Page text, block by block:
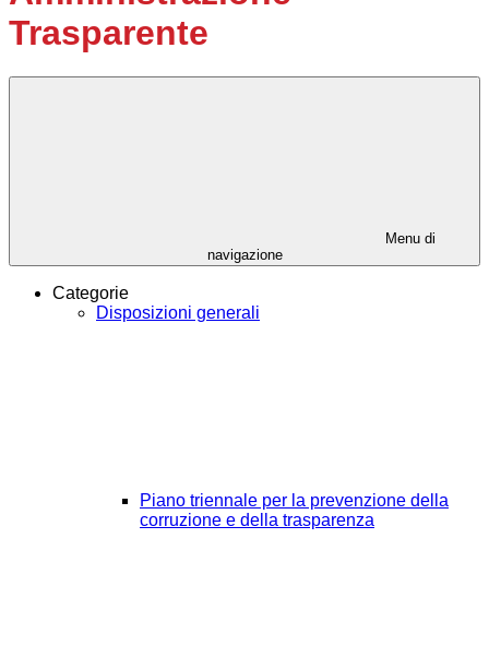
Trasparente
Menu di
navigazione
Categorie
Disposizioni generali
Piano triennale per la prevenzione della
corruzione e della trasparenza